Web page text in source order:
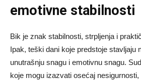
emotivne stabilnosti
Bik je znak stabilnosti, strpljenja i
Ipak, teški dani koje predstoje stavljaju
unutrašnju snagu i emotivnu snagu.
koje mogu izazvati osećaj